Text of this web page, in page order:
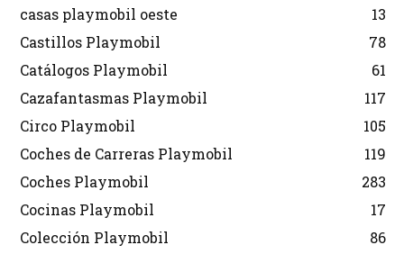
casas playmobil oeste
13
Castillos Playmobil
78
Catálogos Playmobil
61
Cazafantasmas Playmobil
117
Circo Playmobil
105
Coches de Carreras Playmobil
119
Coches Playmobil
283
Cocinas Playmobil
17
Colección Playmobil
86